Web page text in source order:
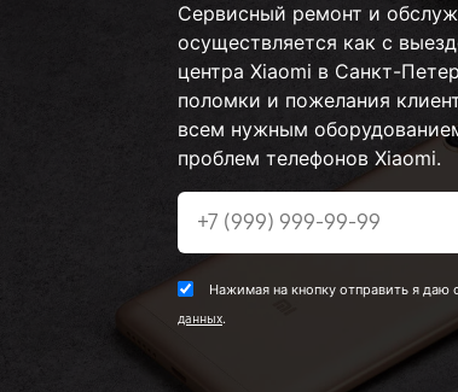
Сервисный ремонт и
осуществляется как с
центра Xiaomi в Санкт-
поломки и пожелания
всем нужным
проблем телефонов Xiaomi.
Нажимая на кнопку отправить я даю
данных.